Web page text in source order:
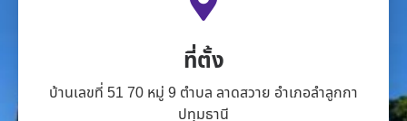
ที่ตั้ง
บ้านเลขที่ 51 70 หมู่ 9 ตำบล ลาดสวาย อำเภอลำลูกกา
ปทุมธานี